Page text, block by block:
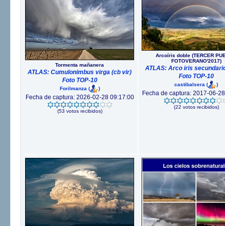
Tormenta mañanera
ATLAS: Cumulonimbus virga (cb vir)
Foto TOP-10
Forilmanza ( )
Fecha de captura: 2026-02-28 09:17:00
(53 votos recibidos)
Arcoíris doble (TERCER
FOTOVERANO'2017)
ATLAS: Arco iris
Foto TOP-10
castibalsera ( )
Fecha de captura: 2017-06-
(22 votos recibidos)